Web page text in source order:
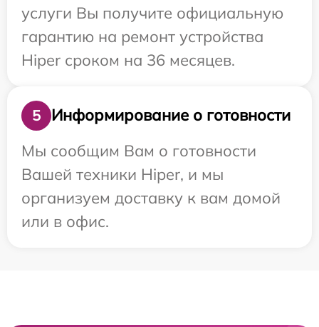
услуги Вы получите официальную
гарантию на ремонт устройства
Hiper сроком на 36 месяцев.
5
Информирование о готовности
Мы сообщим Вам о готовности
Вашей техники Hiper, и мы
организуем доставку к вам домой
или в офис.